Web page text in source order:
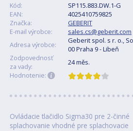
Kód:
SP115.883.DW.1-G
EAN:
4025410759825
Značka:
GEBERIT
E-mail výrobce:
sales.cs@geberit.com
Adresa výrobce:
Geberit spol. s r. o.,
00 Praha 9 - Libeň
Zodpovednosť
za vady:
24 měs.
Hodnotenie:
Ovládacie tlačidlo Sigma30 pre 2-činné
splachovanie vhodné pre splachovacie